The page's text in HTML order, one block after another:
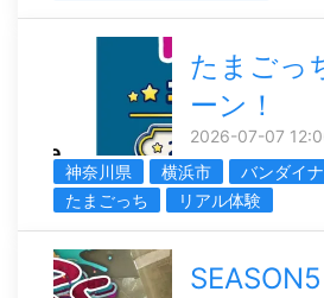
たまごっ
ーン！
2026-07-07
神奈川県
横浜市
バンダイ
たまごっち
リアル体験